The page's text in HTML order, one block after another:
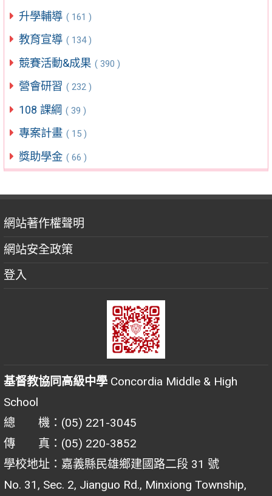
升學輔導 ( 161 )
教育宣導 ( 134 )
競賽活動&成果 ( 390 )
營會研習 ( 232 )
108 課綱 ( 39 )
專案計畫 ( 15 )
獎助學金 ( 66 )
網站著作權聲明
網站安全政策
登入
基督教協同高級中學 Concordia Middle & High
School
總 機：(05) 221-3045
傳 真：(05) 220-3852
學校地址：嘉義縣民雄鄉建國路二段 31 號
No. 31, Sec. 2, Jianguo Rd., Minxiong Township,